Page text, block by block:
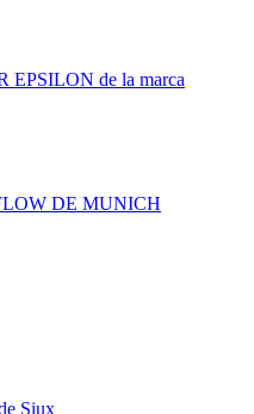
EPSILON de la marca
DE MUNICH
Siux